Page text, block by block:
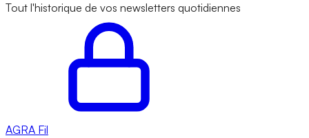
Tout l'historique de vos newsletters quotidiennes
AGRA Fil